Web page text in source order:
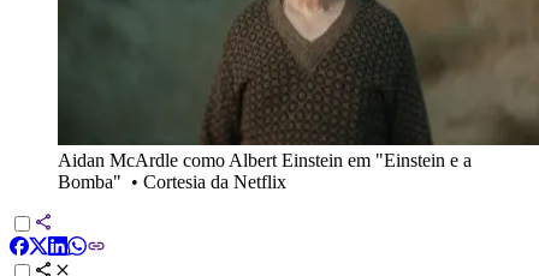
Aidan McArdle como Albert Einstein em "Einstein e a
Bomba" • Cortesia da Netflix